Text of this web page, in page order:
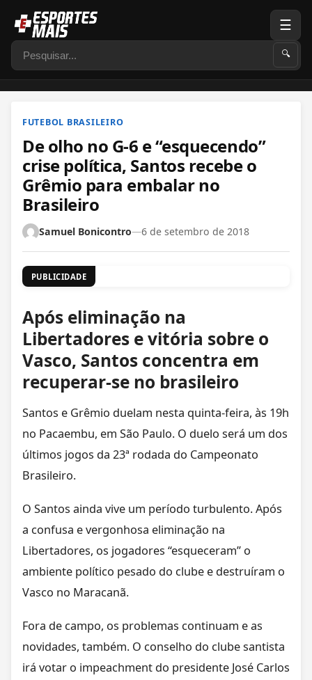
Pesquisar 🔍
☰
FUTEBOL BRASILEIRO
De olho no G-6 e “esquecendo”
crise política, Santos recebe o
Grêmio para embalar no
Brasileiro
Samuel Bonicontro—6 de setembro de 2018
PUBLICIDADE
Após eliminação na
Libertadores e vitória sobre o
Vasco, Santos concentra em
recuperar-se no brasileiro
Santos e Grêmio duelam nesta quinta-feira, às 19h
no Pacaembu, em São Paulo. O duelo será um dos
últimos jogos da 23ª rodada do Campeonato
Brasileiro.
O Santos ainda vive um período turbulento. Após
a confusa e vergonhosa eliminação na
Libertadores, os jogadores “esqueceram” o
ambiente político pesado do clube e destruíram o
Vasco no Maracanã.
Fora de campo, os problemas continuam e as
novidades, também. O conselho do clube santista
irá votar o impeachment do presidente José Carlos